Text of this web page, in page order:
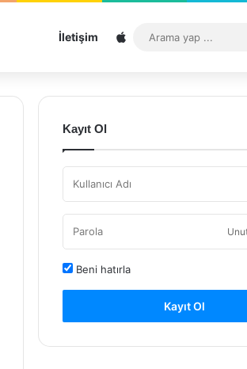
İletişim Sitemap
Kayıt Ol
Beni hatırla
Kayıt Ol